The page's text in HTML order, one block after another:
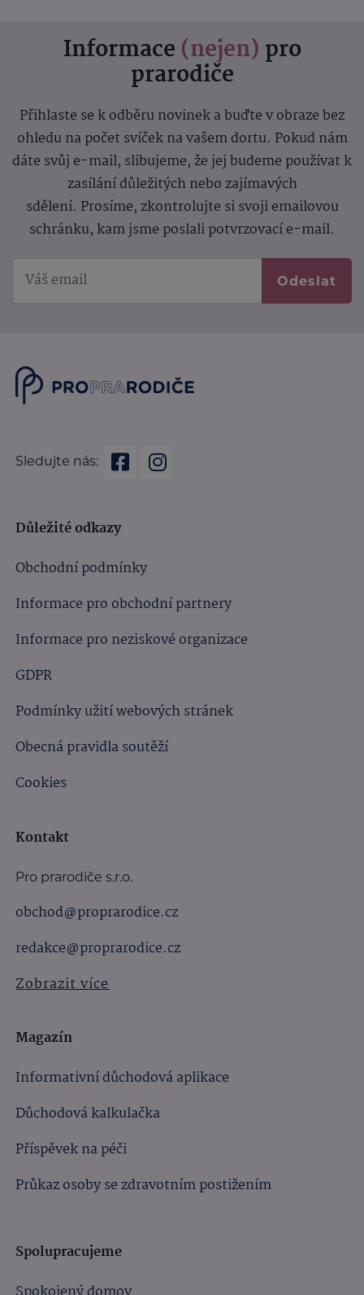
Informace (nejen) pro
prarodiče
Přihlaste se k odběru novinek a buďte v obraze bez
ohledu na počet svíček na vašem dortu. Pokud nám
dáte svůj e-mail, slibujeme, že jej budeme používat k
zasílání důležitých nebo zajímavých
sdělení. Prosíme, zkontrolujte si svoji emailovou
schránku, kam jsme poslali potvrzovací e-mail.
Odeslat
Sledujte nás:
Důležité odkazy
Obchodní podmínky
Informace pro obchodní partnery
Informace pro neziskové organizace
GDPR
Podmínky užití webových stránek
Obecná pravidla soutěží
Cookies
Kontakt
Pro prarodiče s.r.o.
obchod@proprarodice.cz
redakce@proprarodice.cz
Zobrazit více
Magazín
Informativní důchodová aplikace
Důchodová kalkulačka
Příspěvek na péči
Průkaz osoby se zdravotním postižením
Spolupracujeme